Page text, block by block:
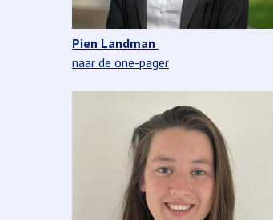
Pien Landman
naar de one-pager